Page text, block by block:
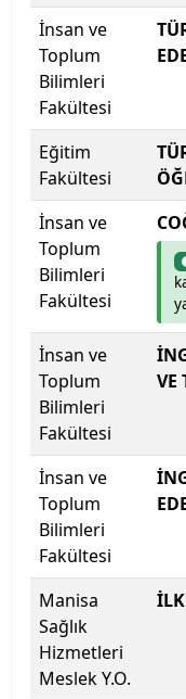
Kırıkkale
Kırklareli
Kırşehir Ahi
Kilis 7 Aralık
Kocaeli Sağlık
Kocaeli
Koç Üniversitesi
Konya Gıda ve
KTO Karatay
Kütahya
Kütahya Sağlık
Lefke Avrupa
İnsan ve
Toplum
Bilimleri
Fakültesi
Eğitim
Fakültesi
İnsan ve
Toplum
Bilimleri
Fakültesi
İnsan ve
Toplum
Bilimleri
Fakültesi
VE
İnsan ve
Toplum
Bilimleri
Fakültesi
Manisa
Sağlık
Hizmetleri
Meslek Y.O.